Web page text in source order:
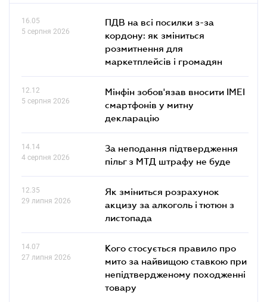
16.05
5 серпня 2026
ПДВ на всі посилки з-за
кордону: як зміниться
розмитнення для
маркетплейсів і громадян
12.12
5 серпня 2026
Мінфін зобов'язав вносити IMEI
смартфонів у митну
декларацію
14.14
4 серпня 2026
За неподання підтвердження
пільг з МТД штрафу не буде
12.35
29 липня 2026
Як зміниться розрахунок
акцизу за алкоголь і тютюн з
листопада
14.07
27 липня 2026
Кого стосується правило про
мито за найвищою ставкою при
непідтвердженому походженні
товару